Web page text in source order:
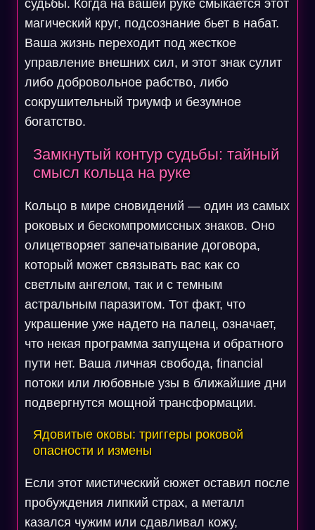
судьбы. Когда на вашей руке смыкается этот
магический круг, подсознание бьет в набат.
Ваша жизнь переходит под жесткое
управление внешних сил, и этот знак сулит
либо добровольное рабство, либо
сокрушительный триумф и безумное
богатство.
Замкнутый контур судьбы: тайный
смысл кольца на руке
Кольцо в мире сновидений — один из самых
роковых и бескомпромиссных знаков. Оно
олицетворяет запечатывание договора,
который может связывать вас как со
светлым ангелом, так и с темным
астральным паразитом. Тот факт, что
украшение уже надето на палец, означает,
что некая программа запущена и обратного
пути нет. Ваша личная свобода, financial
потоки или любовные узы в ближайшие дни
подвергнутся мощной трансформации.
Ядовитые оковы: триггеры роковой
опасности и измены
Если этот мистический сюжет оставил после
пробуждения липкий страх, а металл
казался чужим или сдавливал кожу,